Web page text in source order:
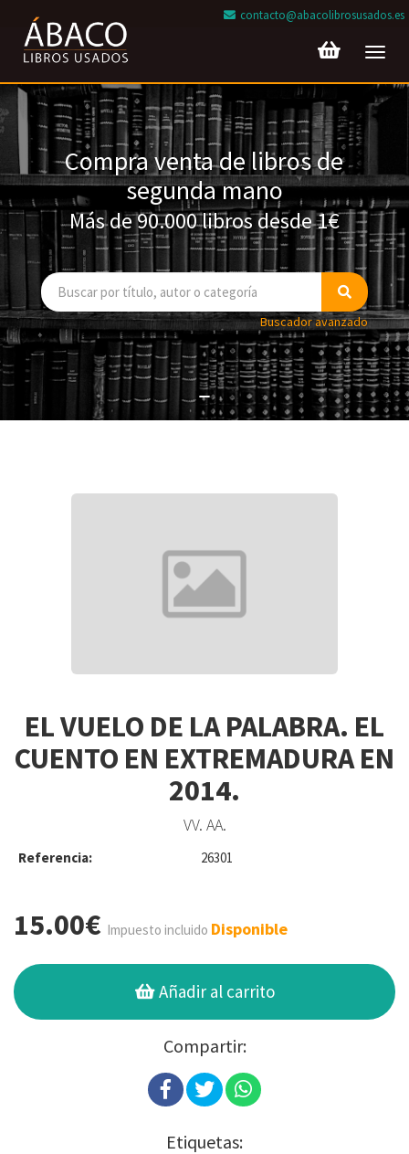
contacto@abacolibrosusados.es
Compra venta de libros de
segunda mano
Más de 90.000 libros desde 1€
Buscador avanzado
EL VUELO DE LA PALABRA. EL
CUENTO EN EXTREMADURA EN
2014.
VV. AA.
Referencia: 26301
15.00€ Impuesto incluido Disponible
Añadir al carrito
Compartir:
Etiquetas: